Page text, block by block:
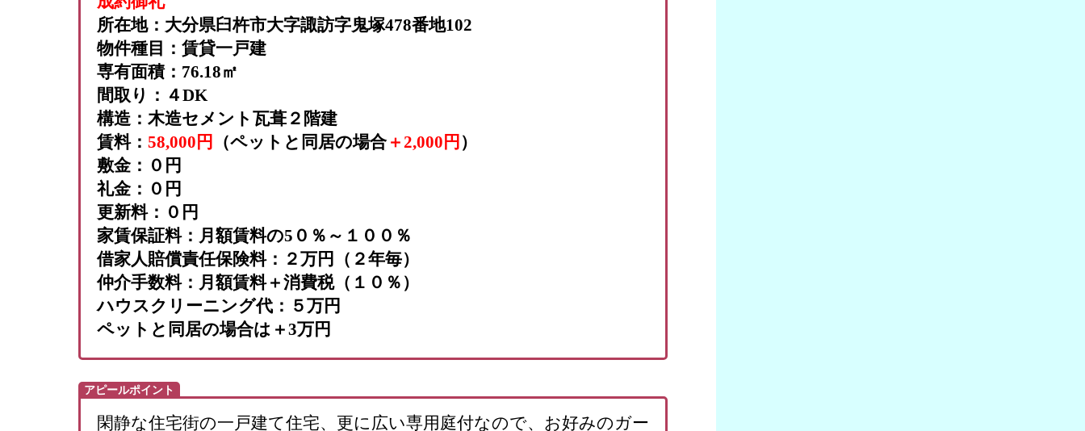
所在地：大分県臼杵市大字諏訪字鬼塚478番地102
物件種目：賃貸一戸建
専有面積：76.18㎡
間取り：４DK
構造：木造セメント瓦葺２階建
賃料： 58,000円 （ペットと同居の場合＋2,000円 ）
敷金：０円
礼金：０円
更新料：０円
家賃保証料：月額賃料の5０％～１００％
借家人賠償責任保険料：２万円（２年毎）
仲介手数料：月額賃料＋消費税（１０％）
ハウスクリーニング代：５万円
ペットと同居の場合は＋3万円
アピールポイント
閑静な住宅街の一戸建て住宅、更に広い専用庭付なので、お好みのガー